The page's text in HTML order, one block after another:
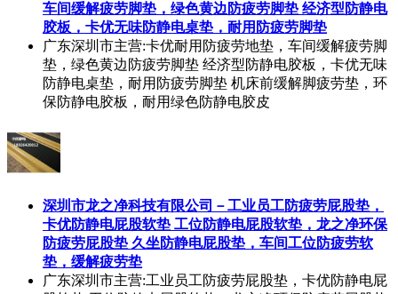
车间缓解疲劳脚垫，绿色黄边防疲劳脚垫 经济型防静电
胶板，卡优无味防静电桌垫，耐用防疲劳脚垫
广东深圳市主营:卡优耐用防疲劳地垫，车间缓解疲劳脚
垫，绿色黄边防疲劳脚垫 经济型防静电胶板，卡优无味
防静电桌垫，耐用防疲劳脚垫 机床前缓解脚疲劳垫，环
保防静电胶板，耐用绿色防静电胶皮
深圳市龙之净科技有限公司－工业员工防疲劳屁股垫，
卡优防静电屁股软垫 工位防静电屁股软垫，龙之净环保
防疲劳屁股垫 久坐防静电屁股垫，车间工位防疲劳软
垫，缓解疲劳垫
广东深圳市主营:工业员工防疲劳屁股垫，卡优防静电屁